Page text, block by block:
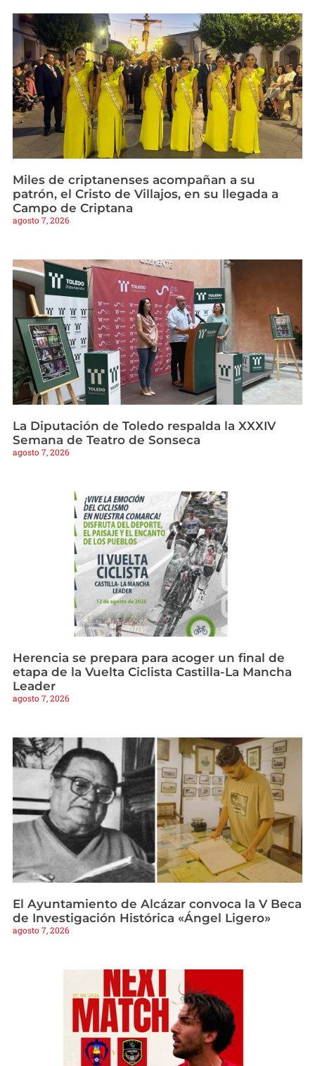
Miles de criptanenses acompañan a su
patrón, el Cristo de Villajos, en su llegada a
Campo de Criptana
agosto 7, 2026
La Diputación de Toledo respalda la XXXIV
Semana de Teatro de Sonseca
agosto 7, 2026
Herencia se prepara para acoger un final de
etapa de la Vuelta Ciclista Castilla-La Mancha
Leader
agosto 7, 2026
El Ayuntamiento de Alcázar convoca la V Beca
de Investigación Histórica «Ángel Ligero»
agosto 7, 2026